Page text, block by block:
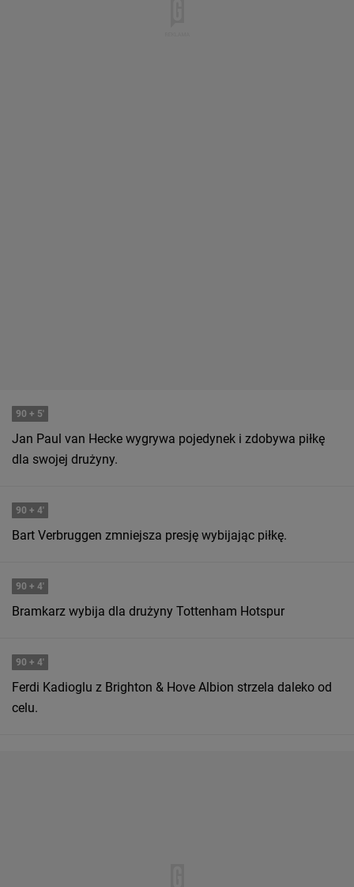
90 + 5'
Jan Paul van Hecke wygrywa pojedynek i zdobywa piłkę
dla swojej drużyny.
90 + 4'
Bart Verbruggen zmniejsza presję wybijając piłkę.
90 + 4'
Bramkarz wybija dla drużyny Tottenham Hotspur
90 + 4'
Ferdi Kadioglu z Brighton & Hove Albion strzela daleko od
celu.